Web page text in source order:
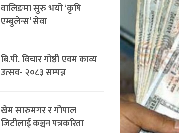
वालिङमा सुरु भयो ‘कृषि
एम्बुलेन्स’ सेवा
बि.पी. विचार गोष्ठी एवम काव्य
उत्सव- २०८३ सम्पन्न
खेम सारुमगर र गोपाल
जिटीलाई कञ्चन पत्रकरिता